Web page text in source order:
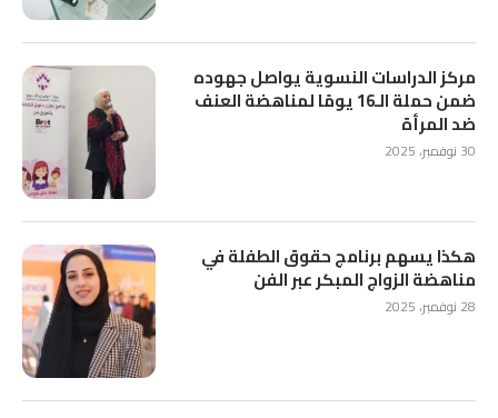
مركز الدراسات النسوية يواصل جهوده
ضمن حملة الـ16 يومًا لمناهضة العنف
ضد المرأة
30 نوفمبر، 2025
هكذا يسهم برنامج حقوق الطفلة في
مناهضة الزواج المبكر عبر الفن
28 نوفمبر، 2025